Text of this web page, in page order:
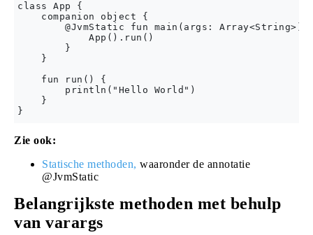
class App {
    companion object {
@JvmStatic fun main(args: Array<String>)
            App().run()
        }
    }
    fun run() {
        println("Hello World")
    }
Zie ook:
Statische methoden, waaronder de annotatie
@JvmStatic
Belangrijkste methoden met behulp
van varargs